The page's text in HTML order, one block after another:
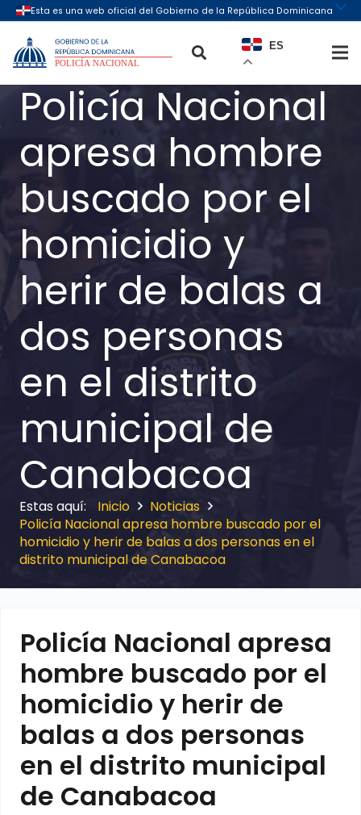
ES
Policía Nacional
apresa hombre
buscado por el
homicidio y
herir de balas a
dos personas
en el distrito
municipal de
Canabacoa
Inicio
Noticias
Policía Nacional apresa hombre buscado por el
homicidio y herir de balas a dos personas en el
distrito municipal de Canabacoa
Policía Nacional apresa
hombre buscado por el
homicidio y herir de
balas a dos personas
en el distrito municipal
de Canabacoa